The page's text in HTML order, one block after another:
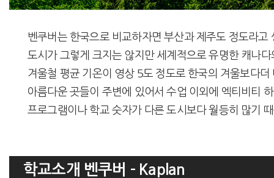
벤쿠버는 한국으로 비교하자면 부산과 제주도 정도라
도시가 그렇게 크지는 않지만 세계적으로 유명한 캐나
겨울철 평균 기온이 영상 5도 정도로 한국의 겨울보다
아름다운 곳들이 주변에 있어서 수업 이외에 엑티비티
프로그램이나 학교 숫자가 다른 도시보다 월등히 많기
학교소개 벤쿠버 - Kaplan